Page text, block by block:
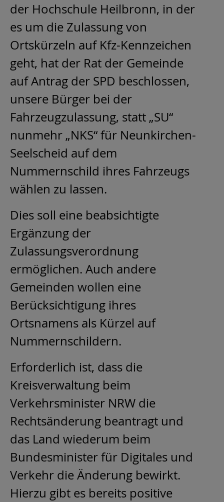
der Hochschule Heilbronn, in der
es um die Zulassung von
Ortskürzeln auf Kfz-Kennzeichen
geht, hat der Rat der Gemeinde
auf Antrag der SPD beschlossen,
unsere Bürger bei der
Fahrzeugzulassung, statt „SU“
nunmehr „NKS“ für Neunkirchen-
Seelscheid auf dem
Nummernschild ihres Fahrzeugs
wählen zu lassen.
Dies soll eine beabsichtigte
Ergänzung der
Zulassungsverordnung
ermöglichen. Auch andere
Gemeinden wollen eine
Berücksichtigung ihres
Ortsnamens als Kürzel auf
Nummernschildern.
Erforderlich ist, dass die
Kreisverwaltung beim
Verkehrsminister NRW die
Rechtsänderung beantragt und
das Land wiederum beim
Bundesminister für Digitales und
Verkehr die Änderung bewirkt.
Hierzu gibt es bereits positive